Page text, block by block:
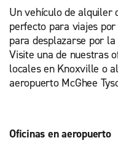
Un vehículo de alquiler
perfecto para viajes
para desplazarse por
Visite una de nuestras
locales en Knoxville o
aeropuerto McGhee
Oficinas en aeropuerto